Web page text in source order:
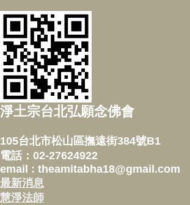
淨土宗台北弘願念佛會
105台北市松山區撫遠街384號B1
電話：02-27624922
email : theamitabha18@gmail.com
最新消息
慧淨法師